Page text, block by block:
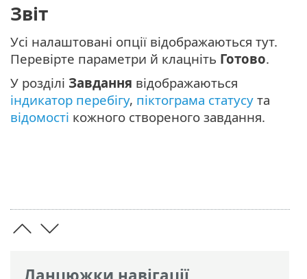
Звіт
Усі налаштовані опції відображаються тут.
Перевірте параметри й клацніть Готово.
У розділі Завдання відображаються
індикатор перебігу, піктограма статусу та
відомості кожного створеного завдання.